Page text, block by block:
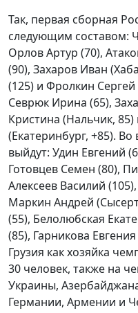
Так, первая сборная
следующим составом:
Орлов Артур (70),
(90), Захаров Иван
(125) и Фролкин
Севрюк Ирина (65),
Кристина (Нальчик,
(Екатеринбург, +85).
выйдут: Удин Евгений
Готовцев Семен (80),
Алексеев Василий
Маркин Андрей
(55), Белолюбская
(85), Гарникова
Грузия как хозяйка
30 человек, также на
Украины,
Германии, Армении и